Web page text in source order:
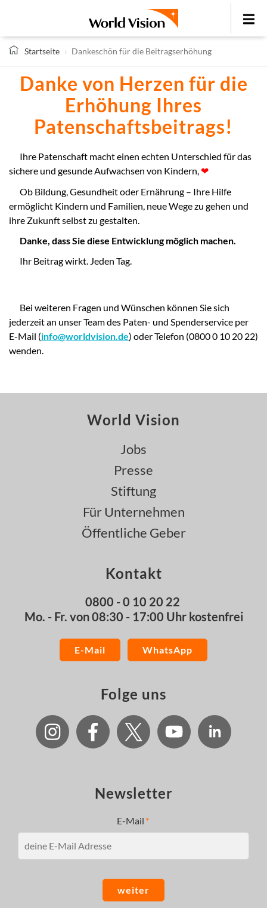
Toggle
Startseite
Dankeschön für die Beitragserhöhung
Danke von Herzen für die
Erhöhung Ihres
Patenschaftsbeitrags!
Ihre Patenschaft macht einen echten Unterschied für das
sichere und gesunde Aufwachsen von Kindern, ❤
Ob Bildung, Gesundheit oder Ernährung – Ihre Hilfe
ermöglicht Kindern und Familien, neue Wege zu gehen und
ihre Zukunft selbst zu gestalten.
Danke, dass Sie diese Entwicklung möglich machen.
Ihr Beitrag wirkt. Jeden Tag.
Bei weiteren Fragen und Wünschen können Sie sich
jederzeit an unser Team des Paten- und Spenderservice per
E-Mail (info@worldvision.de) oder Telefon (0800 0 10 20 22)
wenden.
World Vision
Jobs
Presse
Stiftung
Für Unternehmen
Öffentliche Geber
Kontakt
0800 - 0 10 20 22
Mo. - Fr. von 08:30 - 17:00 Uhr kostenfrei
E-Mail WhatsApp
Folge uns
Newsletter
E-Mail
weiter